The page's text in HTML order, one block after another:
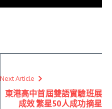
Next Article
東港高中首屆雙語實驗班展
成效 繁星50人成功摘星